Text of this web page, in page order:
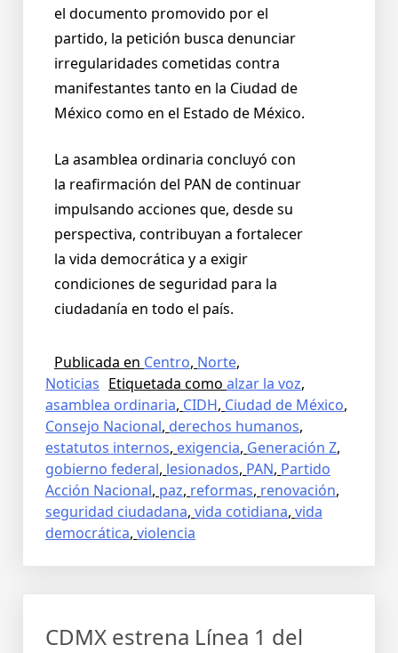
el documento promovido por el
partido, la petición busca denunciar
irregularidades cometidas contra
manifestantes tanto en la Ciudad de
México como en el Estado de México.
La asamblea ordinaria concluyó con
la reafirmación del PAN de continuar
impulsando acciones que, desde su
perspectiva, contribuyan a fortalecer
la vida democrática y a exigir
condiciones de seguridad para la
ciudadanía en todo el país.
Publicada en Centro, Norte,
Noticias Etiquetada como alzar la voz,
asamblea ordinaria, CIDH, Ciudad de México,
Consejo Nacional, derechos humanos,
estatutos internos, exigencia, Generación Z,
gobierno federal, lesionados, PAN, Partido
Acción Nacional, paz, reformas, renovación,
seguridad ciudadana, vida cotidiana, vida
democrática, violencia
CDMX estrena Línea 1 del